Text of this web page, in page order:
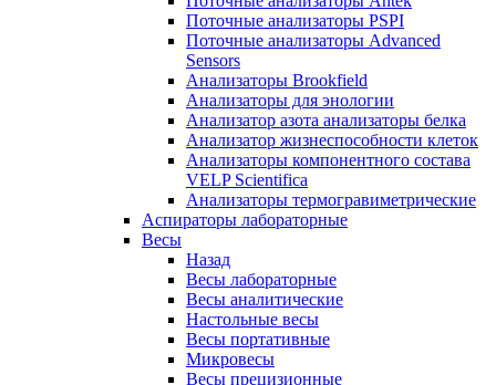
Поточные анализаторы PSPI
Поточные анализаторы Advanced
Sensors
Анализаторы Brookfield
Анализаторы для энологии
Анализатор азота анализаторы белка
Анализатор жизнеспособности клеток
Анализаторы компонентного состава
VELP Scientifica
Анализаторы термогравиметрические
Аспираторы лабораторные
Весы
Назад
Весы лабораторные
Весы аналитические
Настольные весы
Весы портативные
Микровесы
Весы прецизионные